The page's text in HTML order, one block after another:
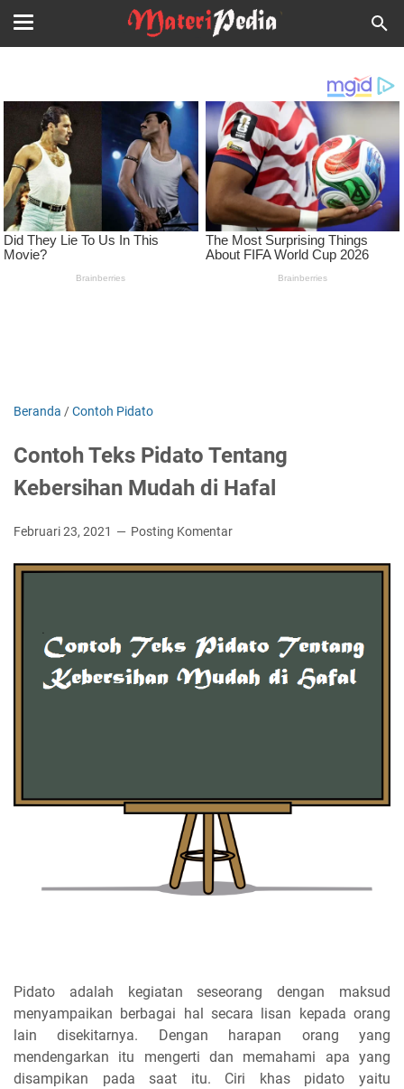
Beranda /Contoh Pidato
Contoh Teks Pidato Tentang
Kebersihan Mudah di Hafal
Februari 23, 2021 Posting Komentar
Pidato adalah kegiatan seseorang dengan maksud
menyampaikan berbagai hal secara lisan kepada orang
lain disekitarnya. Dengan harapan orang yang
mendengarkan itu mengerti dan memahami apa yang
disampikan pada saat itu. Ciri khas pidato yaitu